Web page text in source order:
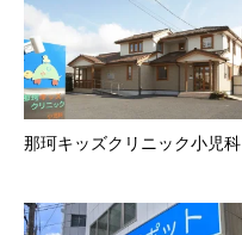
那珂キッズクリニック小児科